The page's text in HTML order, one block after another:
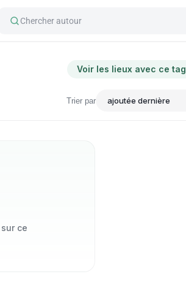
Chercher autour
Voir les lieux avec ce tag
Trier par
ce